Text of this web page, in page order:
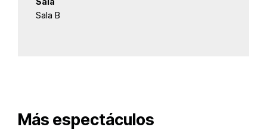
Sala B
Más espectáculos